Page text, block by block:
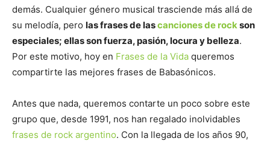
demás. Cualquier género musical trasciende más allá de
su melodía, pero las frases de lascanciones de rockson
especiales; ellas son fuerza, pasión, locura y belleza.
Por este motivo, hoy en Frases de la Vida queremos
compartirte las mejores frases de Babasónicos.
Antes que nada, queremos contarte un poco sobre este
grupo que, desde 1991, nos han regalado inolvidables
frases de rock argentino. Con la llegada de los años 90,